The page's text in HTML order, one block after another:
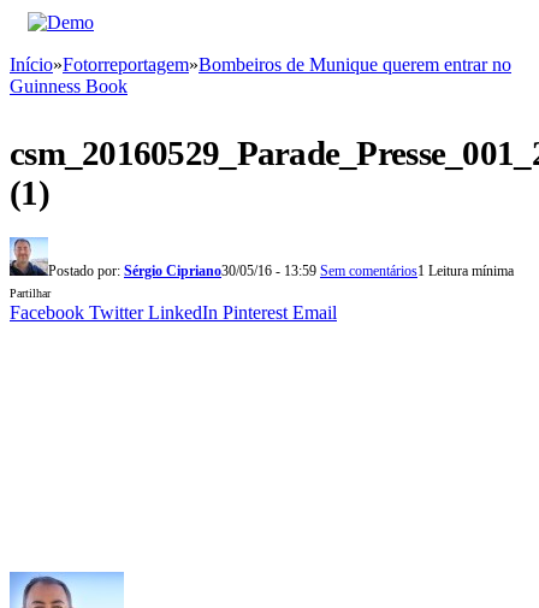
Início»Fotorreportagem»Bombeiros de Munique querem entrar no
Guinness Book
(1)
Postado por: Sérgio Cipriano30/05/16 - 13:59 Sem comentários1 Leitura mínima
Partilhar
Facebook Twitter LinkedIn Pinterest Email